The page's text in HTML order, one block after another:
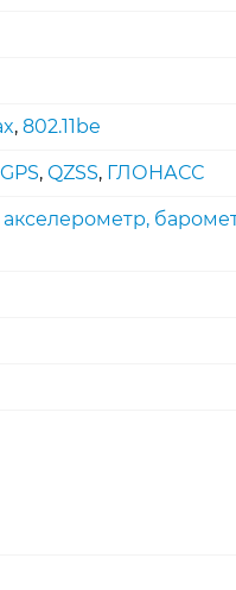
, 802.11be
GPS, QZSS, ГЛОНАСС
акселерометр,